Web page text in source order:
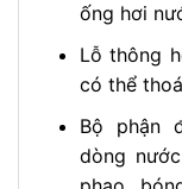
ống hơi
Lỗ thông
có thể
Bộ phận
dòng